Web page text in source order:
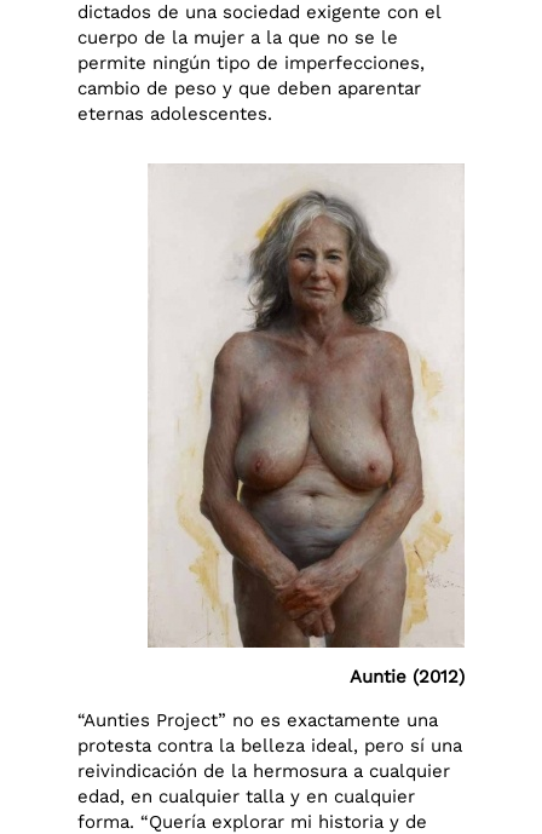
dictados de una sociedad exigente con el
cuerpo de la mujer a la que no se le
permite ningún tipo de imperfecciones,
cambio de peso y que deben aparentar
eternas adolescentes.
Auntie (2012)
“Aunties Project” no es exactamente una
protesta contra la belleza ideal, pero sí una
reivindicación de la hermosura a cualquier
edad, en cualquier talla y en cualquier
forma. “Quería explorar mi historia y de